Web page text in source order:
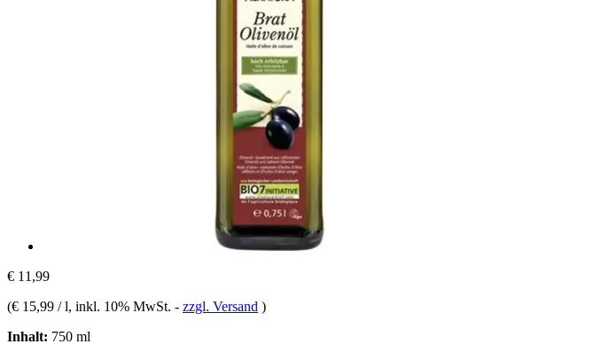
€ 11,99
(€ 15,99 / l, inkl. 10% MwSt. - zzgl. Versand )
Inhalt: 750 ml